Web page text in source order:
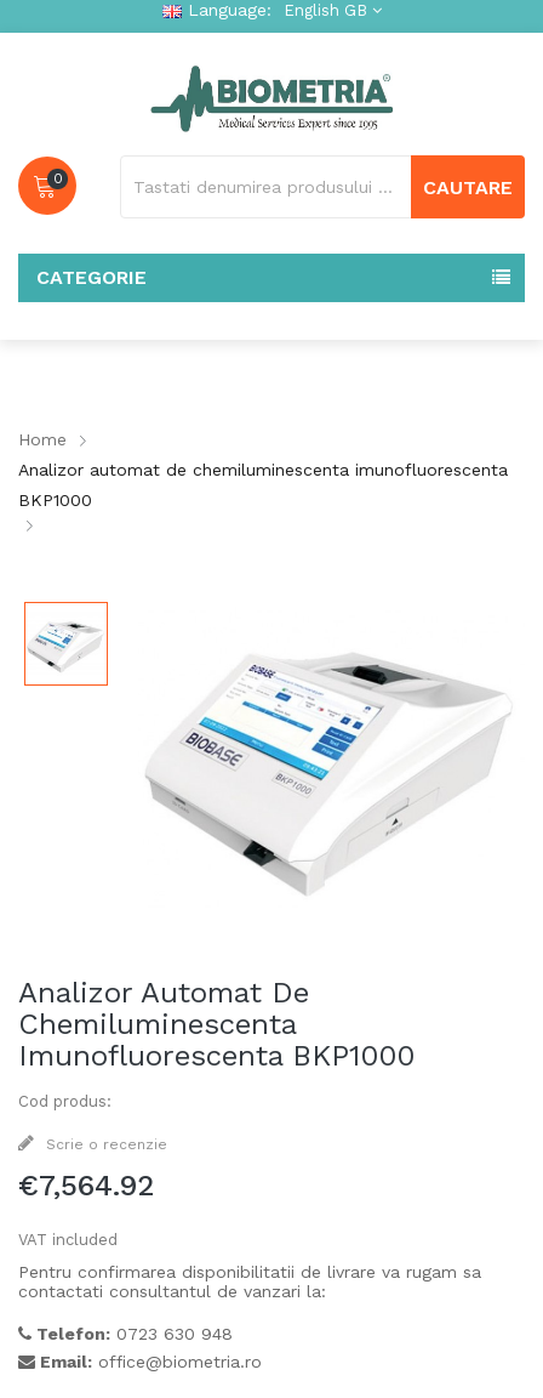
Language: English GB
0 CAUTARE
CATEGORIE
Home
Analizor automat de chemiluminescenta imunofluorescenta
BKP1000
Analizor Automat De
Chemiluminescenta
Imunofluorescenta BKP1000
Cod produs:
Scrie o recenzie
€7,564.92
VAT included
Pentru confirmarea disponibilitatii de livrare va rugam sa
contactati consultantul de vanzari la:
Telefon: 0723 630 948
Email: office@biometria.ro